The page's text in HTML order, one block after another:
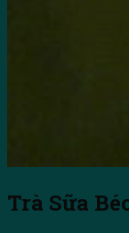
Trà Sữa